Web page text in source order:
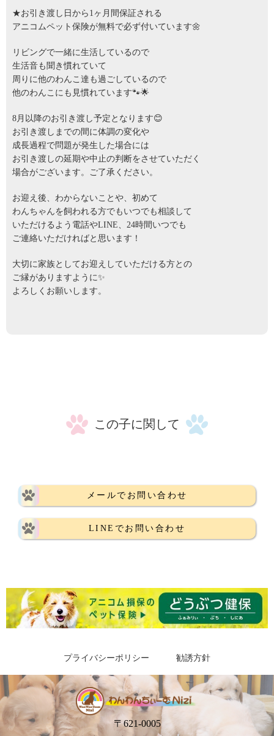
★お引き渡し日から1ヶ月間保証される
アニコムペット保険が無料で必ず付いています🌼
リビングで一緒に生活しているので
生活音も聞き慣れていて
周りに他のわんこ達も過ごしているので
他のわんこにも見慣れています🐾🌟
8月以降のお引き渡し予定となります😊
お引き渡しまでの間に体調の変化や
成長過程で問題が発生した場合には
お引き渡しの延期や中止の判断をさせていただく
場合がございます。ご了承ください。
お迎え後、わからないことや、初めて
わんちゃんを飼われる方でもいつでも相談して
いただけるよう電話やLINE、24時間いつでも
ご連絡いただければと思います！
大切に家族としてお迎えしていただける方との
ご縁がありますように✨
よろしくお願いします。
この子に関して
メールでお問い合わせ
LINEでお問い合わせ
プライバシーポリシー 勧誘方針
〒621-0005